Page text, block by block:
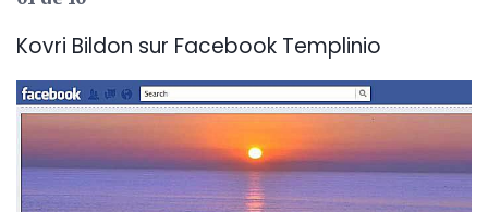
Kovri Bildon sur Facebook Templinio